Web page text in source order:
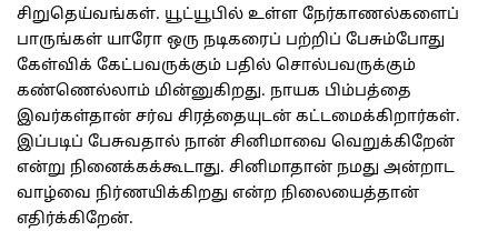
சிறுதெய்வங்கள். யூட்யூபில் உள்ள நேர்காணல்களைப்
பாருங்கள் யாரோ ஒரு நடிகரைப் பற்றிப் பேசும்போது
கேள்விக் கேட்பவருக்கும் பதில் சொல்பவருக்கும்
கண்ணெல்லாம் மின்னுகிறது. நாயக பிம்பத்தை
இவர்கள்தான் சர்வ சிரத்தையுடன் கட்டமைக்கிறார்கள்.
இப்படிப் பேசுவதால் நான் சினிமாவை வெறுக்கிறேன்
என்று நினைக்கக்கூடாது. சினிமாதான் நமது அன்றாட
வாழ்வை நிர்ணயிக்கிறது என்ற நிலையைத்தான்
எதிர்க்கிறேன்.